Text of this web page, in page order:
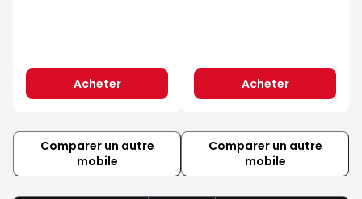
Acheter Acheter
Comparer un autre
mobile
Comparer un autre
mobile